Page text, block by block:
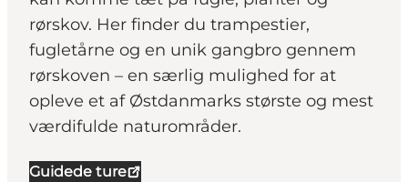
rørskov. Her finder du trampestier,
fugletårne og en unik gangbro gennem
rørskoven – en særlig mulighed for at
opleve et af Østdanmarks største og mest
værdifulde naturområder.
Guidede ture